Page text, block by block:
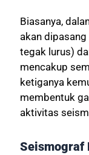
Biasanya,
akan
tegak lurus)
mencakup
ketiganya
membentuk
aktivitas
Seismograf